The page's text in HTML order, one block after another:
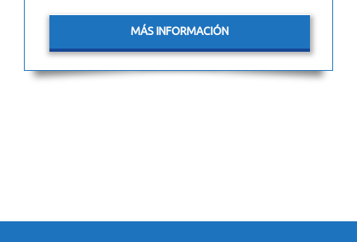
MÁS INFORMACIÓN